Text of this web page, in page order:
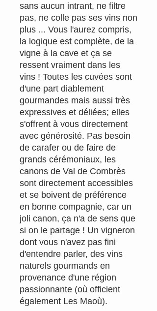
sans aucun intrant, ne filtre
pas, ne colle pas ses vins non
plus ... Vous l'aurez compris,
la logique est complète, de la
vigne à la cave et ça se
ressent vraiment dans les
vins ! Toutes les cuvées sont
d'une part diablement
gourmandes mais aussi très
expressives et déliées; elles
s'offrent à vous directement
avec générosité. Pas besoin
de carafer ou de faire de
grands cérémoniaux, les
canons de Val de Combrès
sont directement accessibles
et se boivent de préférence
en bonne compagnie, car un
joli canon, ça n'a de sens que
si on le partage ! Un vigneron
dont vous n'avez pas fini
d'entendre parler, des vins
naturels gourmands en
provenance d'une région
passionnante (où officient
également Les Maoù).